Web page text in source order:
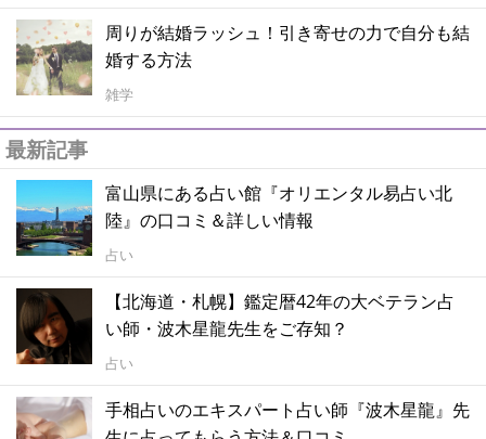
周りが結婚ラッシュ！引き寄せの力で自分も結
婚する方法
雑学
最新記事
富山県にある占い館『オリエンタル易占い北
陸』の口コミ＆詳しい情報
占い
【北海道・札幌】鑑定暦42年の大ベテラン占
い師・波木星龍先生をご存知？
占い
手相占いのエキスパート占い師『波木星龍』先